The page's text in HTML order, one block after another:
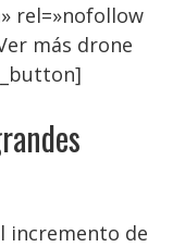
rel=»nofollow
más drone
incremento de